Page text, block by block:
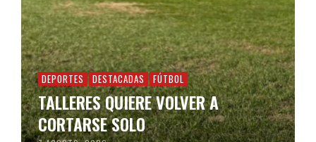
DEPORTES DESTACADAS FÚTBOL
TALLERES QUIERE VOLVER A
CORTARSE SOLO